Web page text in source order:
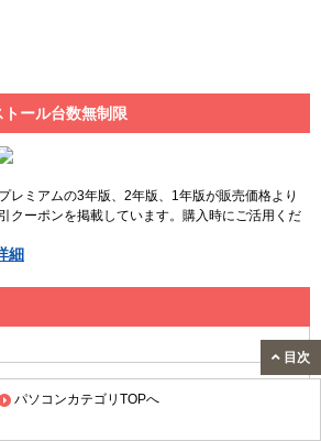
パソコンカテゴリTOPへ
ール台数無制限
レミアムの3年版、2年版、1年版が販売価格より
クーポンを掲載しています。購入時にご活用くだ
細
目次